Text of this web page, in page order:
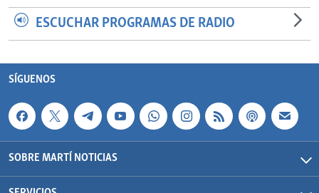
ESCUCHAR PROGRAMAS DE RADIO
SÍGUENOS
SOBRE MARTÍ NOTICIAS